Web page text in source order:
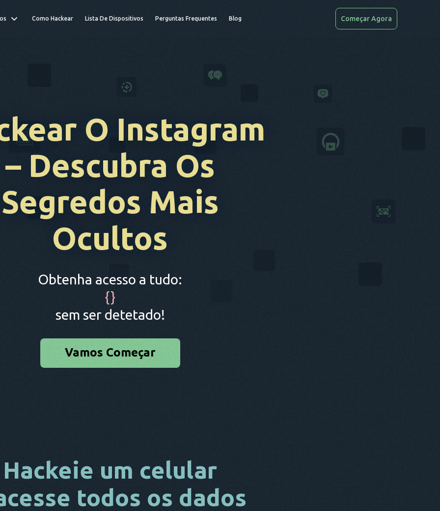
Como Hackear Lista De Dispositivos Perguntas Frequentes Blog Começar Agora
O Instagram
– Descubra Os
Segredos Mais
Ocultos
Obtenha acesso a tudo:
{}
sem ser detetado!
Vamos Começar
Hackeie um celular
todos os dados